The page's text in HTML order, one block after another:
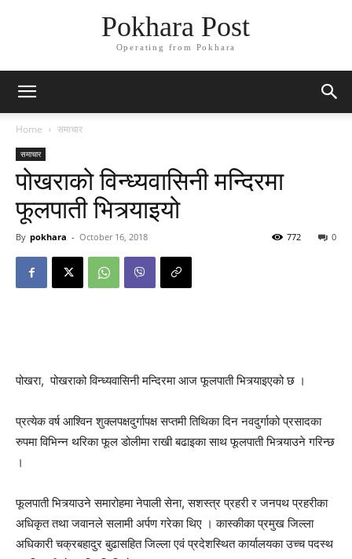
Pokhara Post
Operating from Pokhara
Home समाचार
समाचार
पोखराको विन्ध्यवासिनी मन्दिरमा
फूलपाती भित्र्याइयो
By pokhara - October 16, 2018 0
772
पोखरा, पोखराको विन्ध्यवासिनी मन्दिरमा आज फूलपाती भित्र्याइएको छ ।
प्रत्येक वर्ष आश्विन शुक्लपक्षदुर्गापक्ष सप्तमी तिथिका दिन नवदुर्गाको प्रसादका
रुपमा विभिन्न थरिका फूल डोलीमा राखी बढाइका साथ फूलपाती भित्र्याउने गरिन्छ
।
फूलपाती भित्र्याउने समारोहमा नेपाली सेना, सशस्त्र प्रहरी र जनपथ प्रहरीका
अधिकृत तथा जवानले सलामी अर्पण गरेका थिए । कास्कीका प्रमुख जिल्ला
अधिकारी चक्रबहादुर बुढासहित जिल्ला एवं प्रदेशस्थित कार्यालयका उच्च पदस्थ